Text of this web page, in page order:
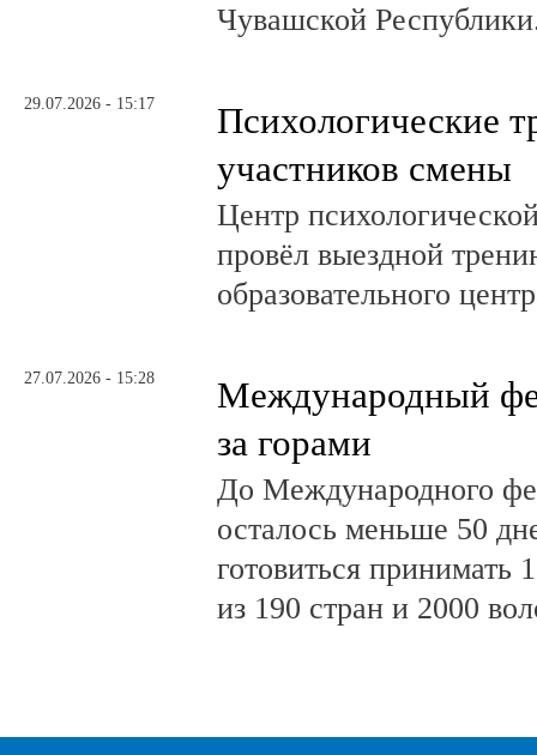
Чувашской
29.07.2026 - 15:17
Психологические
участников смены
Центр
провёл выездной
образовательного
27.07.2026 - 15:28
Международный
за горами
До Международного
осталось меньше 50
готовиться принимать
из 190 стран и 2000